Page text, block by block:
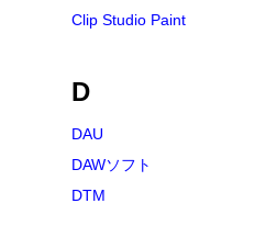
Clip Studio Paint
D
DAU
DAWソフト
DTM